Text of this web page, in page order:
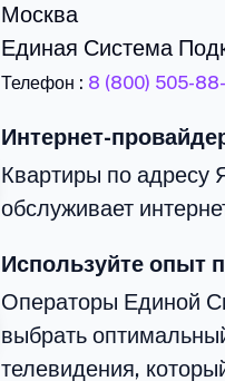
Москва
Единая Система
Телефон : 8 (800) 505-
Интернет-
Квартиры по адресу
обслуживает
Используйте опыт
Операторы Единой
выбрать
телевидения,